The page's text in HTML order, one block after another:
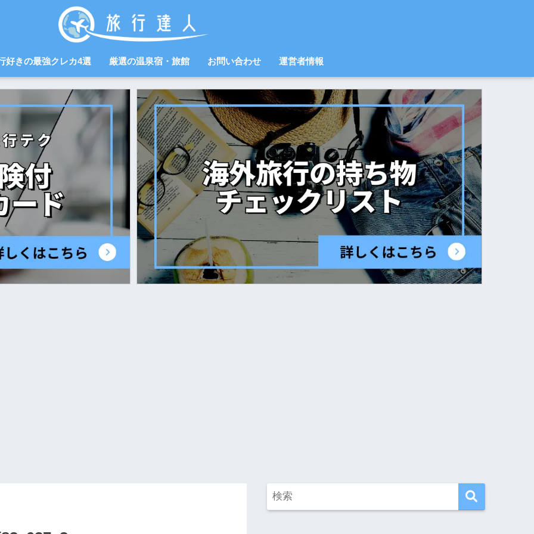
好きの最強クレカ4選 厳選の温泉宿・旅館 お問い合わせ 運営者情報